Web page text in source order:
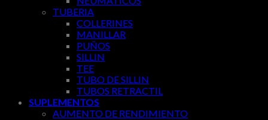
TUBERIA
COLLERINES
MANILLAR
PUÑOS
SILLIN
TEE
TUBO DE SILLIN
TUBOS RETRACTIL
SUPLEMENTOS
AUMENTO DE RENDIMIENTO